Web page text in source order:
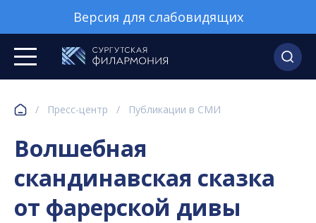
Версия для слабовидящих
/ Пресс-центр / Публикации в СМИ
Волшебная
скандинавская сказка
от фарерской дивы